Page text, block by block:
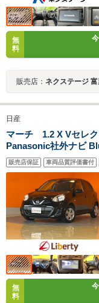
無
料
販売店： ネクステージ
日産
マーチ 1.2 X Vセレ
Panasonic社外ナビ
マートキー プッシュ
格納式ドアミラー ヘ
販売店保証 車両品質評価書付
無
料